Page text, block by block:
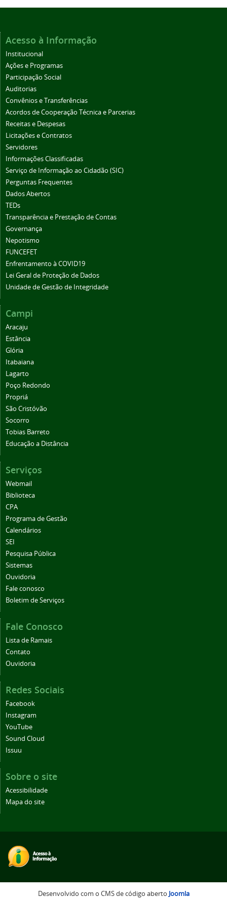
Acesso à Informação
Institucional
Ações e Programas
Participação Social
Auditorias
Convênios e Transferências
Acordos de Cooperação Técnica e Parcerias
Receitas e Despesas
Licitações e Contratos
Servidores
Informações Classificadas
Serviço de Informação ao Cidadão (SIC)
Perguntas Frequentes
Dados Abertos
TEDs
Transparência e Prestação de Contas
Governança
Nepotismo
FUNCEFET
Enfrentamento à COVID19
Lei Geral de Proteção de Dados
Unidade de Gestão de Integridade
Campi
Aracaju
Estância
Glória
Itabaiana
Lagarto
Poço Redondo
Propriá
São Cristóvão
Socorro
Tobias Barreto
Educação a Distância
Serviços
Webmail
Biblioteca
CPA
Programa de Gestão
Calendários
SEI
Pesquisa Pública
Sistemas
Ouvidoria
Fale conosco
Boletim de Serviços
Fale Conosco
Lista de Ramais
Contato
Ouvidoria
Redes Sociais
Facebook
Instagram
YouTube
Sound Cloud
Issuu
Sobre o site
Acessibilidade
Mapa do site
Desenvolvido com o CMS de código aberto Joomla